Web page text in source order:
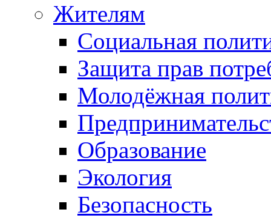
Жителям
Социальная
Защита прав
Молодёжная
Образование
Экология
Безопасность